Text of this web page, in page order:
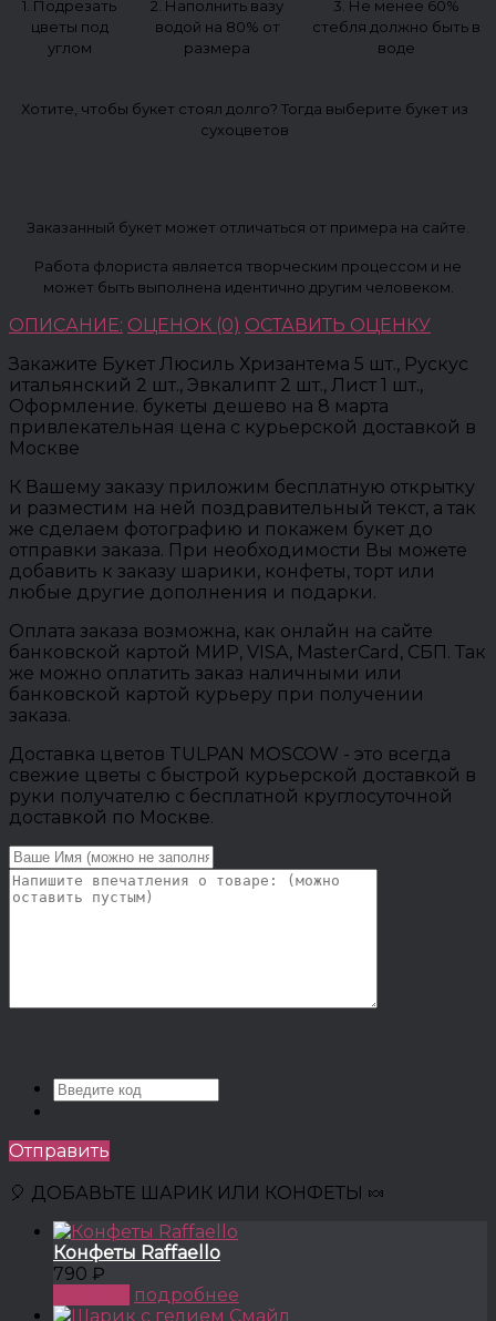
1. Подрезать
цветы под
углом
2. Наполнить вазу
водой на 80% от
размера
3. Не менее 60%
стебля должно быть в
воде
Хотите, чтобы букет стоял долго? Тогда выберите букет из
сухоцветов
Заказанный букет может отличаться от примера на сайте.
Работа флориста является творческим процессом и не
может быть выполнена идентично другим человеком.
ОПИСАНИЕ: ОЦЕНОК (0) ОСТАВИТЬ ОЦЕНКУ
Закажите Букет Люсиль Хризантема 5 шт., Рускус
итальянский 2 шт., Эвкалипт 2 шт., Лист 1 шт.,
Оформление. букеты дешево на 8 марта
привлекательная цена с курьерской доставкой в
Москве
К Вашему заказу приложим бесплатную открытку
и разместим на ней поздравительный текст, а так
же сделаем фотографию и покажем букет до
отправки заказа. При необходимости Вы можете
добавить к заказу шарики, конфеты, торт или
любые другие дополнения и подарки.
Оплата заказа возможна, как онлайн на сайте
банковской картой МИР, VISA, MasterCard, СБП. Так
же можно оплатить заказ наличными или
банковской картой курьеру при получении
заказа.
Доставка цветов TULPAN MOSCOW - это всегда
свежие цветы с быстрой курьерской доставкой в
руки получателю с бесплатной круглосуточной
доставкой по Москве.
Отправить
🎈 ДОБАВЬТЕ ШАРИК ИЛИ КОНФЕТЫ 🍬
Конфеты Raffaello
790 ₽
подробнее